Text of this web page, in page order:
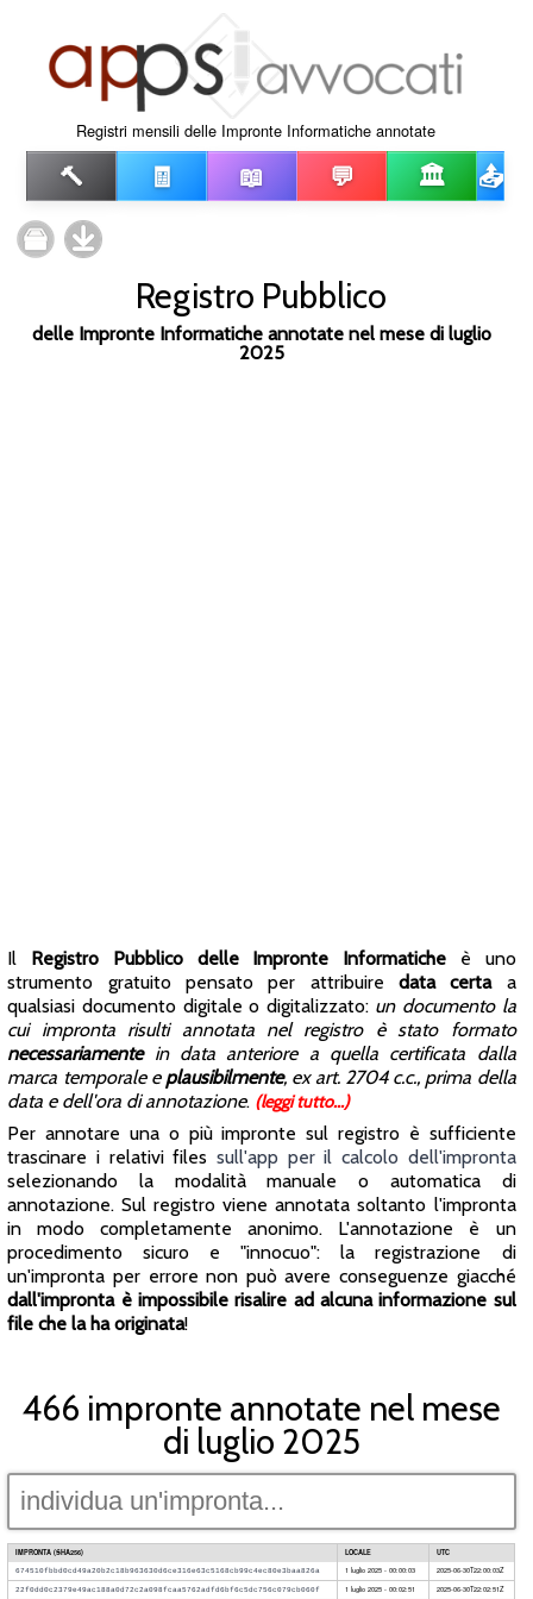
Registri mensili delle Impronte Informatiche annotate
🔨 🧾 📖 💬 🏛️ 📤
Registro Pubblico
delle Impronte Informatiche annotate nel mese di luglio
2025
Il Registro Pubblico delle Impronte Informatiche è uno
strumento gratuito pensato per attribuire data certaa
qualsiasi documento digitale o digitalizzato: un documento la
cui impronta risulti annotata nel registro è stato formato
necessariamentein data anteriore a quella certificata dalla
marca temporale e plausibilmente, ex art. 2704 c.c., prima della
data e dell'ora di annotazione. (leggi tutto...)
Per annotare una o più impronte sul registro è sufficiente
trascinare i relativi files sull'app per il calcolo dell'impronta
selezionando la modalità manuale o automatica di
annotazione. Sul registro viene annotata soltanto l'impronta
in modo completamente anonimo. L'annotazione è un
procedimento sicuro e "innocuo": la registrazione di
un'impronta per errore non può avere conseguenze giacché
dall'impronta è impossibile risalire ad alcuna informazione sul
file che la ha originata!
466 impronte annotate nel mese
di luglio 2025
IMPRONTA (SHA256) LOCALE UTC
674510fbbd0cd49a20b2c18b963630d6ce316e63c5168cb99c4ec80e3baa826a 1 luglio 2025 - 00:00:03 2025-06-30T22:00:03Z
22f0dd0c2379e49ac188a0d72c2a098fcaa5762adfd6bf6c5dc756c079cb060f 1 luglio 2025 - 00:02:51 2025-06-30T22:02:51Z